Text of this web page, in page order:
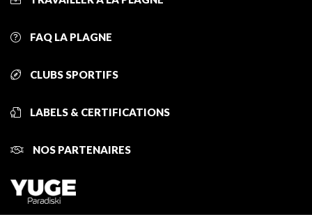
FAQ LA PLAGNE
CLUBS SPORTIFS
LABELS & CERTIFICATIONS
NOS PARTENAIRES